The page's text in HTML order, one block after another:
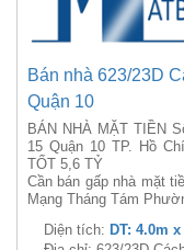
Bán nhà 623/23D
Quận 10
BÁN NHÀ MẶT TIỀN
15 Quận 10 TP. Hồ
TỐT 5,6 TỶ
Cần bán gấp nhà mặt
Mạng Tháng Tám
Diện tích: DT: 4.0m